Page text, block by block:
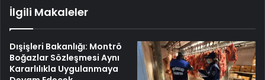
İlgili Makaleler
Dışişleri Bakanlığı: Montrö
Boğazlar Sözleşmesi Aynı
Kararlılıkla Uygulanmaya